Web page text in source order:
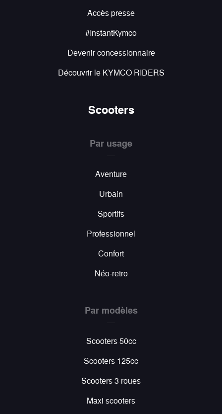
Accès presse
#InstantKymco
Devenir concessionnaire
Découvrir le KYMCO RIDERS
Scooters
Par usage
Aventure
Urbain
Sportifs
Professionnel
Confort
Néo-retro
Par modèles
Scooters 50cc
Scooters 125cc
Scooters 3 roues
Maxi scooters